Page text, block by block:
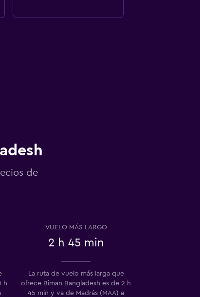
de
VUELO MÁS LARGO
2 h 45 min
h
La ruta de vuelo más larga que
ofrece Biman Bangladesh es de 2 h
45 min y va de Madrás (MAA) a